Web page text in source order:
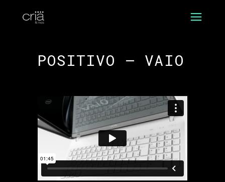
POSITIVO – VAIO